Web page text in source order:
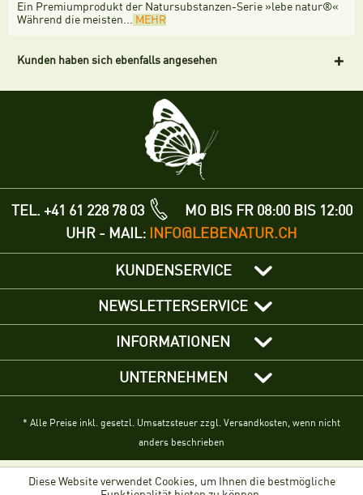
Ein Premiumprodukt der Natursubstanzen-Serie »lebe natur®«
Während die meisten... MEHR
Kunden haben sich ebenfalls angesehen
TEL. +41 61 228 78 03
MO BIS FR 08:00 BIS 12:00
UHR - MAIL: INFO@LEBENATUR.CH
KUNDENSERVICE
NEWSLETTERSERVICE
INFORMATIONEN
UNTERNEHMEN
* Alle Preise inkl. gesetzl. Umsatzsteuer zzgl. Versandkosten, wenn nicht
anders beschrieben
Diese Website verwendet Cookies, um Ihnen die bestmögliche